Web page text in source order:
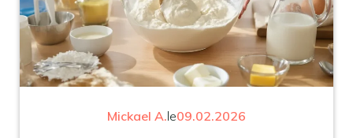
Mickael A.le09.02.2026